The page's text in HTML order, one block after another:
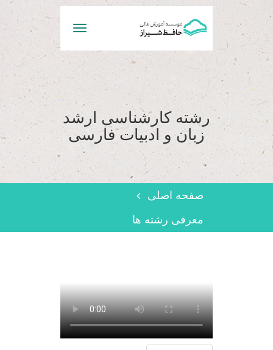
Toggle
navigation
رشته کارشناسی ارشد
زبان و ادبیات فارسی
صفحه اصلی
معرفی رشته ها